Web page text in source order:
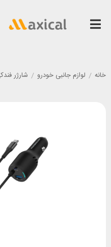
خانه / لوازم جانبی خودرو / شارژر